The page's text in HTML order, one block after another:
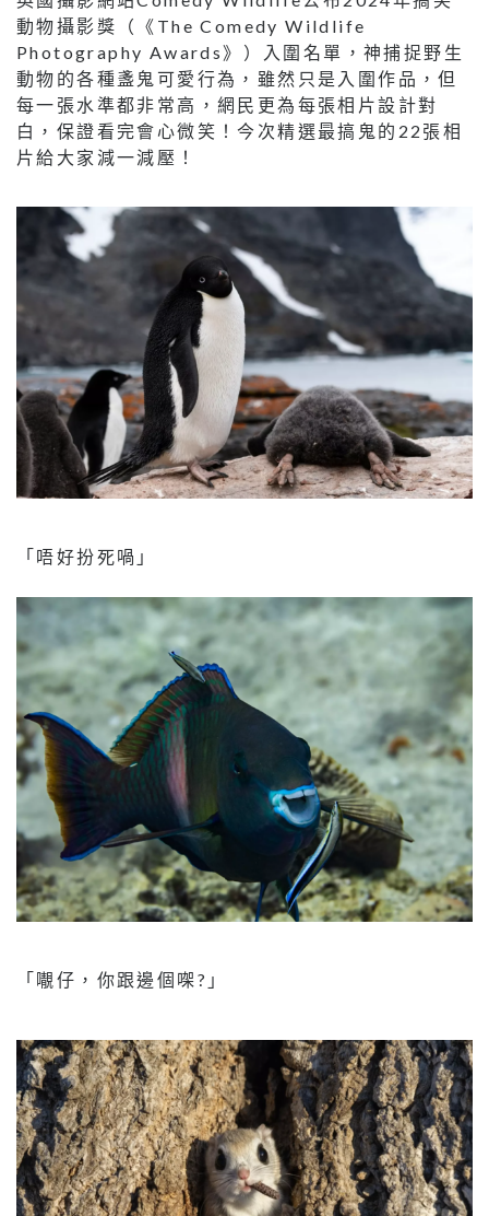
動物攝影獎（《The Comedy Wildlife
Photography Awards》）入圍名單，神捕捉野生
動物的各種盞鬼可愛行為，雖然只是入圍作品，但
每一張水準都非常高，網民更為每張相片設計對
白，保證看完會心微笑！今次精選最搞鬼的22張相
片給大家減一減壓！
「唔好扮死喎」
「𡃁仔，你跟邊個㗎?」